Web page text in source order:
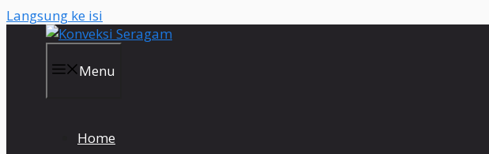
Langsung ke isi
Menu
Home